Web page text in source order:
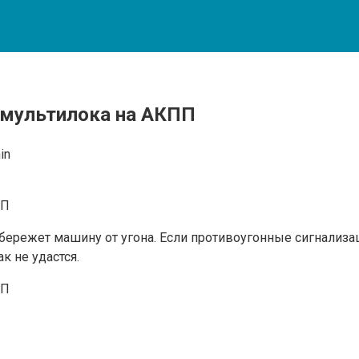
на АКПП
машину от угона. Если противоугонные
не удастся.